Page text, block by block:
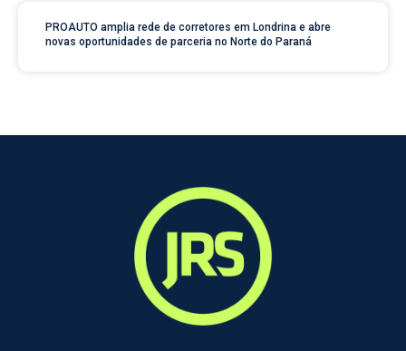
PROAUTO amplia rede de corretores em Londrina e abre
novas oportunidades de parceria no Norte do Paraná